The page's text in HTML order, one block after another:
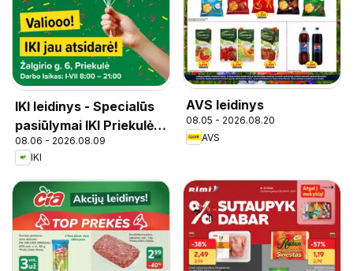
IKI leidinys - Specialūs
pasiūlymai IKI Priekulė
parduotuvės klientams
08.06 - 2026.08.09
IKI
AVS leidinys
08.05 - 2026.08.20
AVS